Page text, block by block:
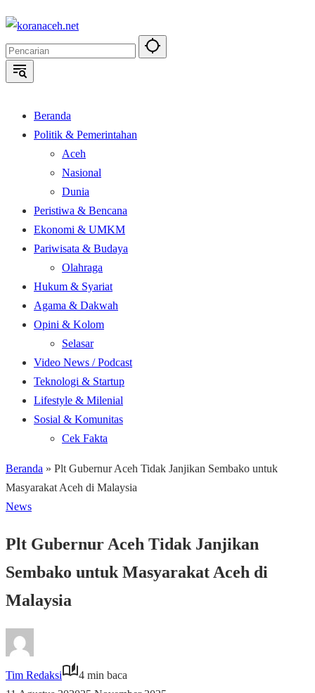
Langsung
konten
Beranda
Politik & Pemerintahan
Aceh
Nasional
Dunia
Peristiwa & Bencana
Ekonomi & UMKM
Pariwisata & Budaya
Olahraga
Hukum & Syariat
Agama & Dakwah
Opini & Kolom
Selasar
Video News / Podcast
Teknologi & Startup
Lifestyle & Milenial
Sosial & Komunitas
Cek Fakta
Beranda » Plt Gubernur Aceh Tidak Janjikan Sembako untuk
Masyarakat Aceh di Malaysia
News
Plt Gubernur Aceh Tidak Janjikan
Sembako untuk Masyarakat Aceh di
Malaysia
Tim Redaksi
4 min baca